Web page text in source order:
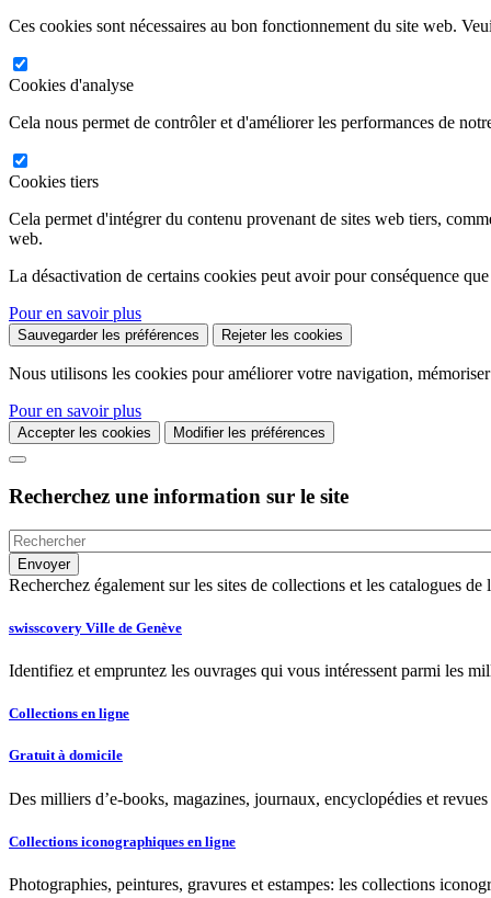
Ces cookies sont nécessaires au bon fonctionnement du site web.
Cookies d'analyse
Cela nous permet de contrôler et d'améliorer les performances de
Cookies tiers
Cela permet d'intégrer du contenu provenant de sites web tiers,
web.
La désactivation de certains cookies peut avoir pour conséquence
Pour en savoir plus
Sauvegarder les préférences Rejeter les cookies
Nous utilisons les cookies pour améliorer votre navigation,
Pour en savoir plus
Accepter les cookies Modifier les préférences
Recherchez une information sur le site
Recherchez également sur les sites de collections et les catalogues
swisscovery Ville de Genève
Identifiez et empruntez les ouvrages qui vous intéressent parmi les
Collections en ligne
Gratuit à domicile
Des milliers d’e-books, magazines, journaux, encyclopédies et
Collections iconographiques en ligne
Photographies, peintures, gravures et estampes: les collections